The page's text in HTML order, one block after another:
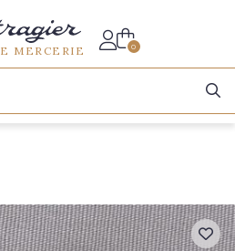
MERCERIE 0